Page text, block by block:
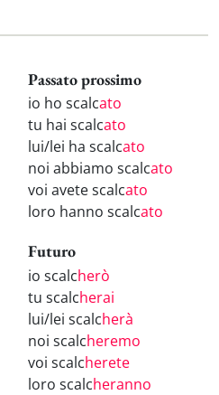
Passato prossimo
io ho scalcato
tu hai scalcato
lui/lei ha scalcato
noi abbiamo scalcato
voi avete scalcato
loro hanno scalcato
Futuro
io scalcherò
tu scalcherai
lui/lei scalcherà
noi scalcheremo
voi scalcherete
loro scalcheranno